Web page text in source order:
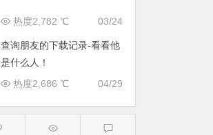
03/24
热度2,782 ℃
查询朋友的下载记录-看看他
是什么人！
04/29
热度2,686 ℃